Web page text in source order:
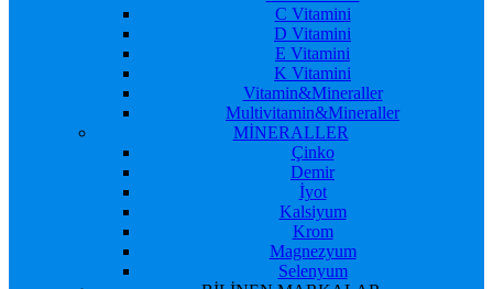
C Vitamini
D Vitamini
E Vitamini
K Vitamini
Vitamin&Mineraller
Multivitamin&Mineraller
MİNERALLER
Çinko
Demir
İyot
Kalsiyum
Krom
Magnezyum
Selenyum